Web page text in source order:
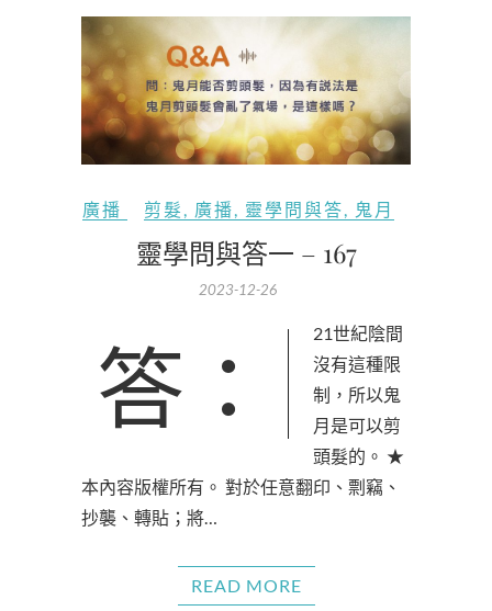
廣播 剪髮 廣播 靈學問與答 鬼月
靈學問與答一 – 167
2023-12-26
答：21世紀陰間
沒有這種限
制，所以鬼
月是可以剪
頭髮的。 ★
本內容版權所有。 對於任意翻印、剽竊、
抄襲、轉貼；將…
READ MORE